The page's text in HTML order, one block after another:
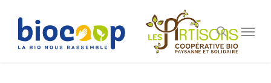
contenu
principal
rechercher
Menu